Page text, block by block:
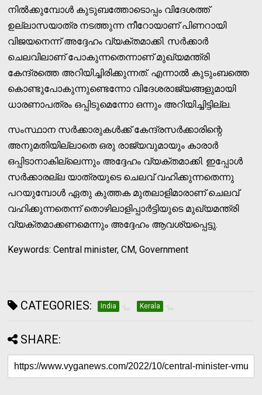
നില്‍ക്കുമ്പോള്‍ കുടുബത്തോടൊപ്പം വിദേശത്ത്
ഉല്ലാസയാത്ര നടത്തുന്ന നീറോയാണ് പിണറായി
വിജയനെന്ന് അദ്ദേഹം വ്യക്തമാക്കി. സര്‍ക്കാര്‍
ചെലവിലാണ് പോകുന്നതെന്നാണ് മുഖ്യമന്ത്രി
കേന്ദ്രത്തെ അറിയിച്ചിരിക്കുന്നത്. എന്നാല്‍ കുടുംബത്തെ
കൊണ്ടുപോകുന്നുണ്ടെന്നോ വിദേശരാജ്യങ്ങളുമായി
ധാരണാപത്രം ഒപ്പിടുമെന്നോ ഒന്നും അറിയിച്ചിട്ടില്ല.
സംസ്ഥാന സര്‍ക്കാരുകള്‍ക്ക്‌ കേന്ദ്രസര്‍ക്കാരിന്റെ
അനുമതിയില്ലാതെ ഒരു രാജ്യവുമായും കാരാര്‍
ഒപ്പിടാനാകില്ലെന്നും അദ്ദേഹം വ്യക്തമാക്കി. ഇപ്പോള്‍
സര്‍ക്കാരല്ല യാത്രയുടെ ചെലവ് വഹിക്കുന്നതെന്നു
പറയുമ്പോള്‍ ഏതു കുത്തക മുതലാളിമാരാണ് ചെലവ്
വഹിക്കുന്നതെന്ന് തൊഴിലാളിപ്പാര്‍ട്ടിയുടെ മുഖ്യമന്ത്രി
വ്യക്തമാക്കണമെന്നും അദ്ദേഹം ആവശ്യപ്പെട്ടു.
Keywords: Central minister, CM, Government
CATEGORIES: India Kerala
SHARE: